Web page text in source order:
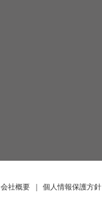
会社概要 ｜ 個人情報保護方針